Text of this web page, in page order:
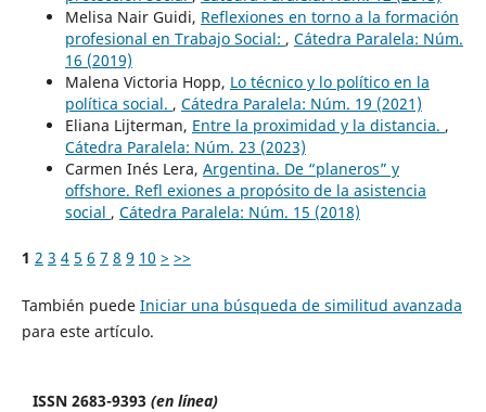
Melisa Nair Guidi, Reflexiones en torno a la formación
profesional en Trabajo Social: , Cátedra Paralela: Núm.
16 (2019)
Malena Victoria Hopp, Lo técnico y lo político en la
política social. , Cátedra Paralela: Núm. 19 (2021)
Eliana Lijterman, Entre la proximidad y la distancia. ,
Cátedra Paralela: Núm. 23 (2023)
Carmen Inés Lera, Argentina. De “planeros” y
offshore. Refl exiones a propósito de la asistencia
social , Cátedra Paralela: Núm. 15 (2018)
1 2 3 4 5 6 7 8 9 10 > >>
También puede Iniciar una búsqueda de similitud avanzada
para este artículo.
ISSN 2683-9393 (en línea)